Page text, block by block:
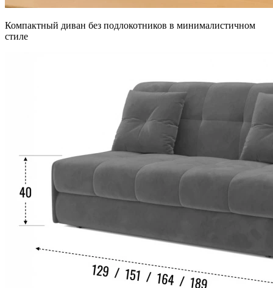
Компактный диван без подлокотников в минималистичном
стиле